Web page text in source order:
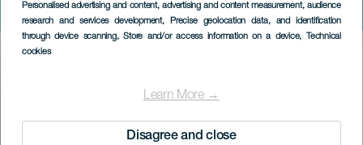
Personalised advertising and content, advertising and content measurement, audience
research and services development, Precise geolocation data, and identification
through device scanning, Store and/or access information on a device, Technical
cookies
Learn More →
Disagree and close
Toukokuun juhlat
Imagen